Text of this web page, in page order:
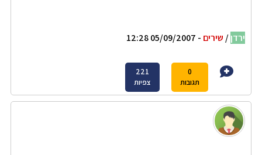
ירדן/ שירים - 05/09/2007 12:28
0
תגובות
221
צפיות